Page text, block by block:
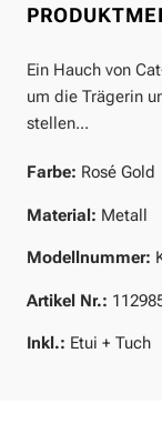
Ein Hauch von
um die Trägerin
stellen...
Farbe: Rosé Gold
Material: Metall
Modellnummer:
Artikel Nr.:
Inkl.: Etui + Tuch